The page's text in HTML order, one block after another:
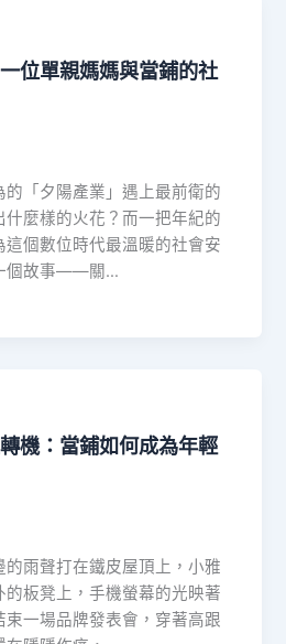
位單親媽媽與當鋪的社
「夕陽產業」遇上最前衛的
什麼樣的火花？而一把年紀的
這個數位時代最溫暖的社會安
個故事——關…
機：當鋪如何成為年輕
雨聲打在鐵皮屋頂上，小雅
的板凳上，手機螢幕的光映著
一場品牌發表會，穿著高跟